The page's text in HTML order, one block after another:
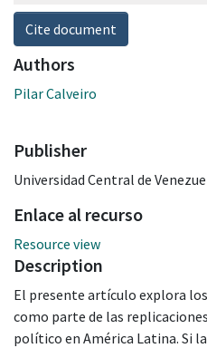
Cite document
Authors
Pilar Calveiro
Publisher
Universidad Central de
Enlace al recurso
Resource view
Description
El presente artículo explora
como parte de las
político en América Latina. Si